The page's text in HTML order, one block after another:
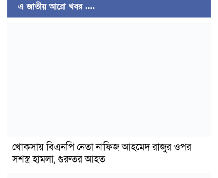
এ জাতীয় আরো খবর ....
খোকসায় বিএনপি নেতা নাফিজ আহমেদ রাজুর ওপর
সশস্ত্র হামলা, গুরুতর আহত